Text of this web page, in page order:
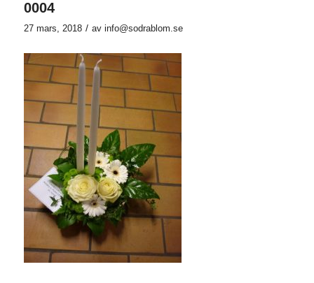
0004
27 mars, 2018 / av info@sodrablom.se